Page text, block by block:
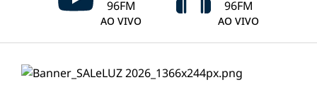
AO VIVO AO VIVO